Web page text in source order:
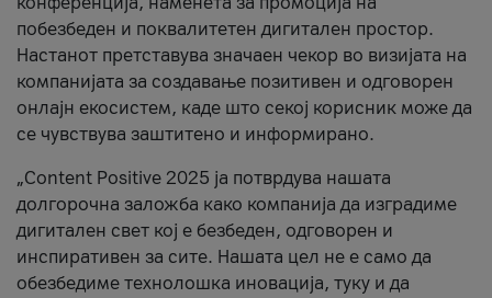
побезбеден и поквалитетен дигитален простор.
Настанот претставува значаен чекор во визијата на
компанијата за создавање позитивен и одговорен
онлајн екосистем, каде што секој корисник може да
се чувствува заштитено и информирано.
„Content Positive 2025 ја потврдува нашата
долгорочна заложба како компанија да изградиме
дигитален свет кој е безбеден, одговорен и
инспиративен за сите. Нашата цел не е само да
обезбедиме технолошка иновација, туку и да